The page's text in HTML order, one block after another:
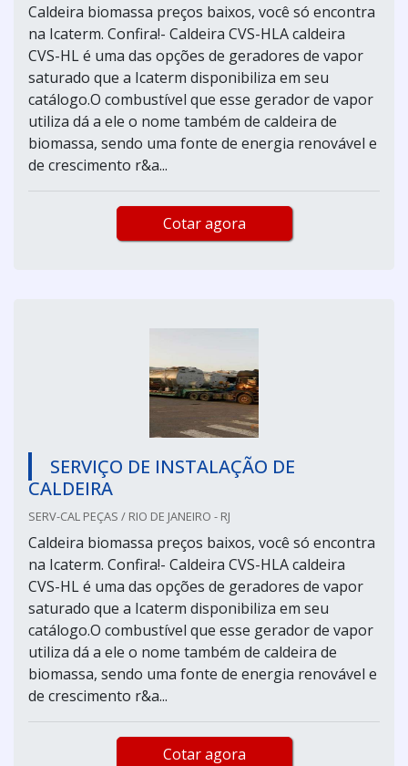
Caldeira biomassa preços baixos, você só encontra
na Icaterm. Confira!- Caldeira CVS-HLA caldeira
CVS-HL é uma das opções de geradores de vapor
saturado que a Icaterm disponibiliza em seu
catálogo.O combustível que esse gerador de vapor
utiliza dá a ele o nome também de caldeira de
biomassa, sendo uma fonte de energia renovável e
de crescimento r&a...
Cotar agora
SERVIÇO DE INSTALAÇÃO DE
CALDEIRA
SERV-CAL PEÇAS / RIO DE JANEIRO - RJ
Caldeira biomassa preços baixos, você só encontra
na Icaterm. Confira!- Caldeira CVS-HLA caldeira
CVS-HL é uma das opções de geradores de vapor
saturado que a Icaterm disponibiliza em seu
catálogo.O combustível que esse gerador de vapor
utiliza dá a ele o nome também de caldeira de
biomassa, sendo uma fonte de energia renovável e
de crescimento r&a...
Cotar agora